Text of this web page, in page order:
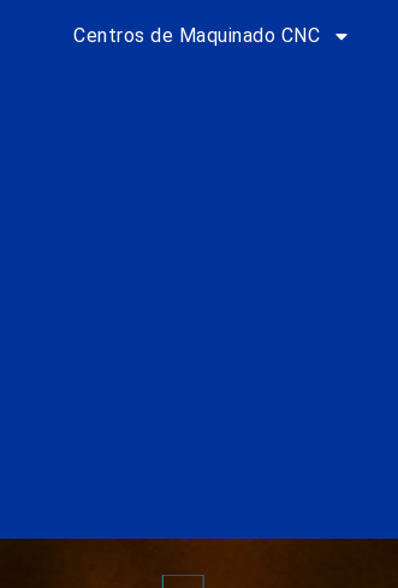
Centros de Maquinado CNC